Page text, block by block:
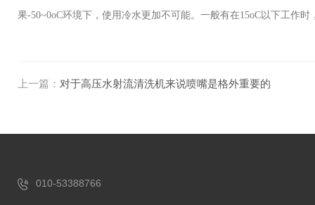
果-50~0oC环境下，使用冷水更加不可能。一般有在15oC以下工作
上一篇： 对于高压水射流清洗机来说喷嘴是格外重要的
010-53388766